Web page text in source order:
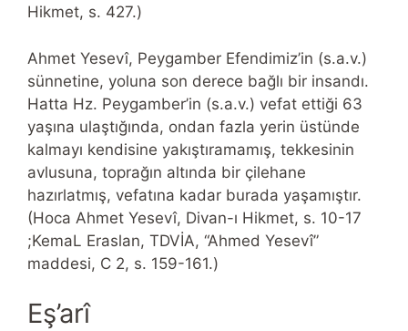
Hikmet, s. 427.)
Ahmet Yesevî, Peygamber Efendimiz’in (s.a.v.)
sünnetine, yoluna son derece bağlı bir insandı.
Hatta Hz. Peygamber’in (s.a.v.) vefat ettiği 63
yaşına ulaştığında, ondan fazla yerin üstünde
kalmayı kendisine yakıştıramamış, tekkesinin
avlusuna, toprağın altında bir çilehane
hazırlatmış, vefatına kadar burada yaşamıştır.
(Hoca Ahmet Yesevî, Divan-ı Hikmet, s. 10-17
;KemaL Eraslan, TDVİA, “Ahmed Yesevî”
maddesi, C 2, s. 159-161.)
Eş’arî